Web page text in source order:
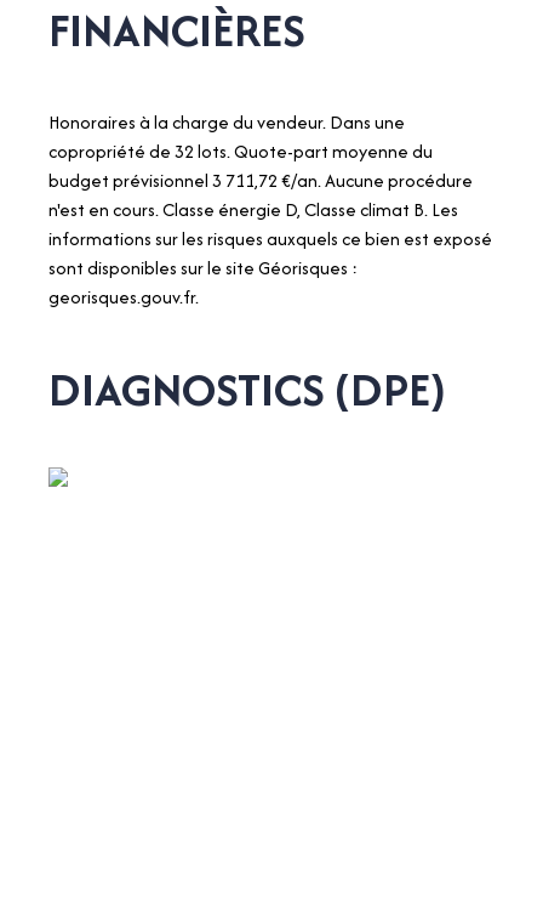
FINANCIÈRES
Honoraires à la charge du vendeur. Dans une
copropriété de 32 lots. Quote-part moyenne du
budget prévisionnel 3 711,72 €/an. Aucune procédure
n'est en cours. Classe énergie D, Classe climat B. Les
informations sur les risques auxquels ce bien est exposé
sont disponibles sur le site Géorisques :
georisques.gouv.fr.
DIAGNOSTICS (DPE)